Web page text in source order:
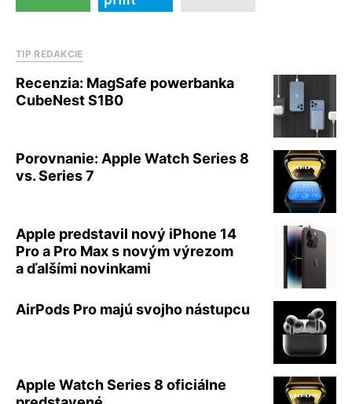
TIP REDAKCIE
Recenzia: MagSafe powerbanka
CubeNest S1B0
Porovnanie: Apple Watch Series 8
vs. Series 7
Apple predstavil nový iPhone 14
Pro a Pro Max s novým výrezom
a ďalšími novinkami
AirPods Pro majú svojho nástupcu
Apple Watch Series 8 oficiálne